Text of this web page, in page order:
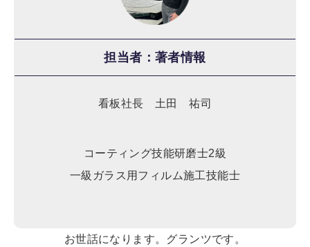
担当者：著者情報
看板社長 土田 祐司
コーティング技能研磨士2級
一級ガラス用フィルム施工技能士
お世話になります。グランツです。